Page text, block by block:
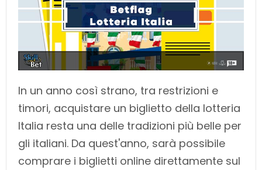
In un anno così strano, tra restrizioni e
timori, acquistare un biglietto della lotteria
Italia resta una delle tradizioni più belle per
gli italiani. Da quest'anno, sarà possibile
comprare i biglietti online direttamente sul